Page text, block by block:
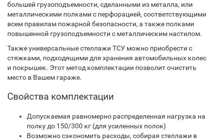
большей грузоподъемности, сделанными из металла, или
металлическими полками с перфорацией, соответствующими
всем правилам пожарной безопасности, а также полками
повышенной грузоподъемности с металлическим настилом.
Также универсальные стеллажи ТСУ можно приобрести с
стяжками, подходящими для хранения автомобильных колес
и покрышек. Этот метод комплектации позволит очистить
место в Вашем гараже.
Свойства комплектации
Допускаемая равномерно распределенная нагрузка на
полку до 150/300 кг (для усиленных полок)
Возможно сэкономить расходы, собирая стеллажи в